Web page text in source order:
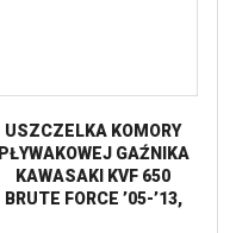
USZCZELKA KOMORY
PŁYWAKOWEJ GAŹNIKA
KAWASAKI KVF 650
BRUTE FORCE ’05-’13,